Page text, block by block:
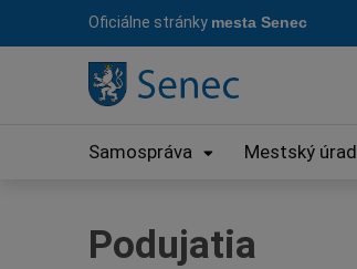
Oficiálne stránky mesta Senec
Samospráva Mestský úrad
Podujatia